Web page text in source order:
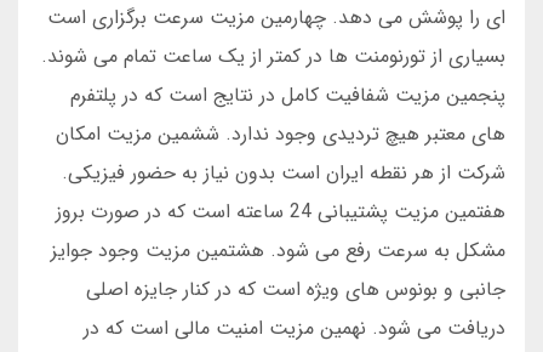
ای را پوشش می دهد. چهارمین مزیت سرعت برگزاری است
بسیاری از تورنومنت ها در کمتر از یک ساعت تمام می شوند.
پنجمین مزیت شفافیت کامل در نتایج است که در پلتفرم
های معتبر هیچ تردیدی وجود ندارد. ششمین مزیت امکان
شرکت از هر نقطه ایران است بدون نیاز به حضور فیزیکی.
هفتمین مزیت پشتیبانی 24 ساعته است که در صورت بروز
مشکل به سرعت رفع می شود. هشتمین مزیت وجود جوایز
جانبی و بونوس های ویژه است که در کنار جایزه اصلی
دریافت می شود. نهمین مزیت امنیت مالی است که در